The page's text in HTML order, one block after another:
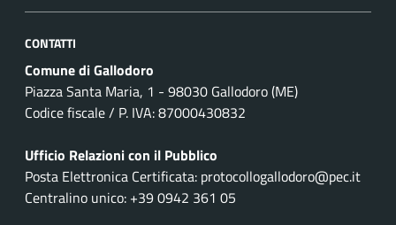
CONTATTI
Comune di Gallodoro
Piazza Santa Maria, 1 - 98030 Gallodoro (ME)
Codice fiscale / P. IVA: 87000430832
Ufficio Relazioni con il Pubblico
Posta Elettronica Certificata: protocollogallodoro@pec.it
Centralino unico: +39 0942 361 05